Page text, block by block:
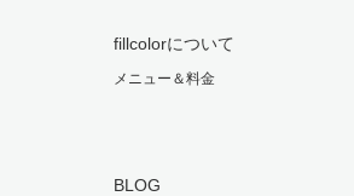
fillcolorについて
メニュー＆料金
BLOG